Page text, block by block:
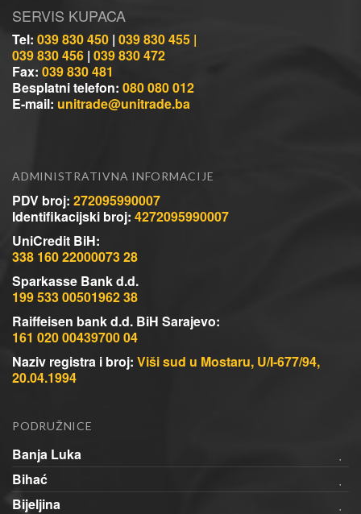
SERVIS KUPACA
Tel: 039 830 450 | 039 830 455 |
039 830 456 | 039 830 472
Fax: 039 830 481
Besplatni telefon: 080 080 012
E-mail: unitrade@unitrade.ba
ADMINISTRATIVNA INFORMACIJE
PDV broj: 272095990007
Identifikacijski broj: 4272095990007
UniCredit BiH:
338 160 22000073 28
Sparkasse Bank d.d.
199 533 00501962 38
Raiffeisen bank d.d. BiH Sarajevo:
161 020 00439700 04
Naziv registra i broj: Viši sud u Mostaru, U/I-677/94,
20.04.1994
PODRUŽNICE
Banja Luka
Bihać
Bijeljina